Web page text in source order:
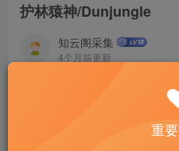
护林猿神/Dunjungle
知云阁采集
4个月前更新
With the wonder of your
重